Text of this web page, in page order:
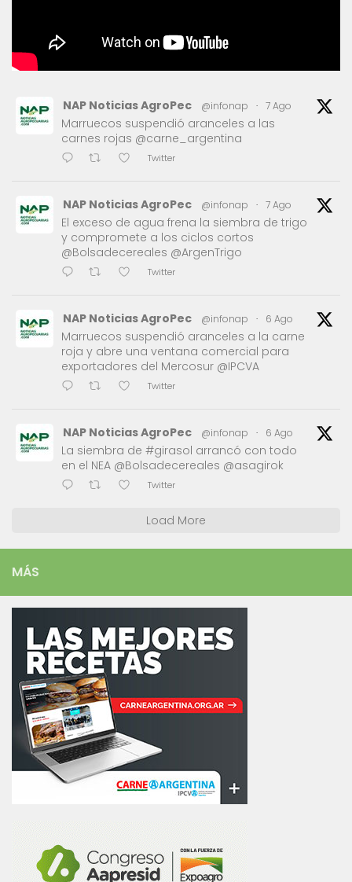
NAP Noticias AgroPec @infonap · 7 Ago
Marruecos suspendió aranceles a las
carnes rojas @carne_argentina
Twitter
NAP Noticias AgroPec @infonap · 7 Ago
El exceso de agua frena la siembra de trigo
y compromete a los ciclos cortos
@Bolsadecereales @ArgenTrigo
Twitter
NAP Noticias AgroPec @infonap · 6 Ago
Marruecos suspendió aranceles a la carne
roja y abre una ventana comercial para
exportadores del Mercosur @IPCVA
Twitter
NAP Noticias AgroPec @infonap · 6 Ago
La siembra de #girasol arrancó con todo
en el NEA @Bolsadecereales @asagirok
Twitter
Load More
MÁS